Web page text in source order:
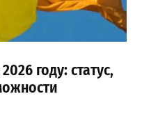
году: статус,